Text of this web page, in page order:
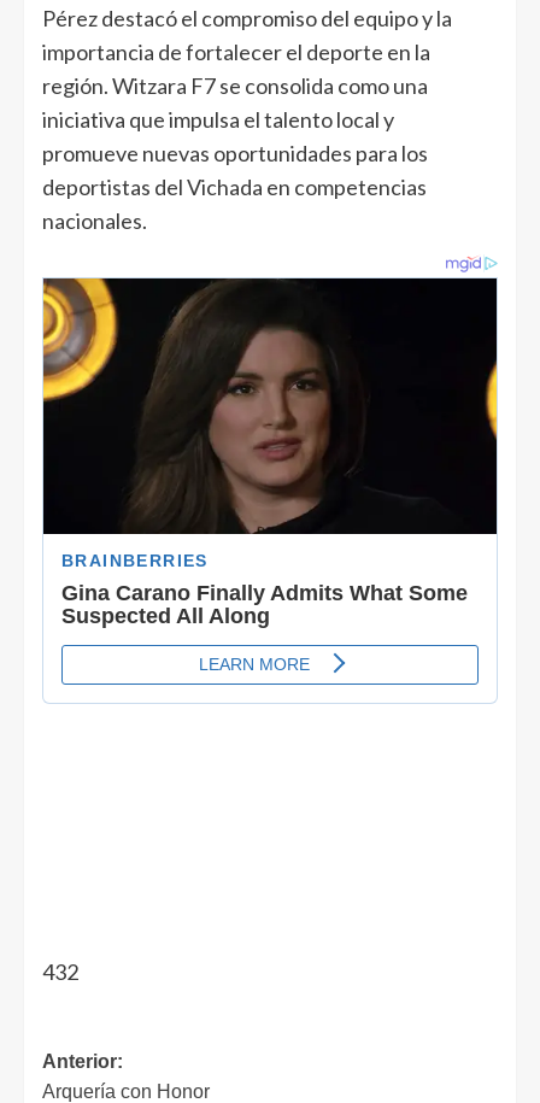
Pérez destacó el compromiso del equipo y la
importancia de fortalecer el deporte en la
región. Witzara F7 se consolida como una
iniciativa que impulsa el talento local y
promueve nuevas oportunidades para los
deportistas del Vichada en competencias
nacionales.
432
Anterior:
Arquería con Honor